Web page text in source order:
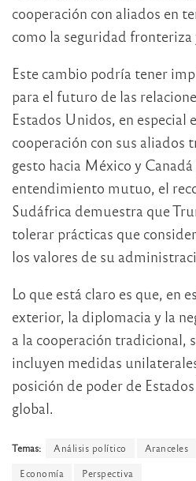
cooperación con aliados en
como la seguridad fronteriza
Este cambio podría tener
para el futuro de las
Estados Unidos, en especial
cooperación con sus aliados
gesto hacia México y
entendimiento mutuo, el
Sudáfrica demuestra que
tolerar prácticas que
los valores de su
Lo que está claro es que, en
exterior, la diplomacia y la
a la cooperación tradicional,
incluyen medidas
posición de poder de
global.
Temas: Análisis político Aranceles
Economía
Perspectiva